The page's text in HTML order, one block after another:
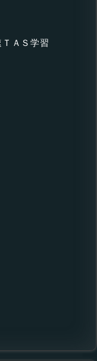
ＡＳ学習